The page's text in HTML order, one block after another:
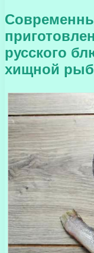
русского
хищной